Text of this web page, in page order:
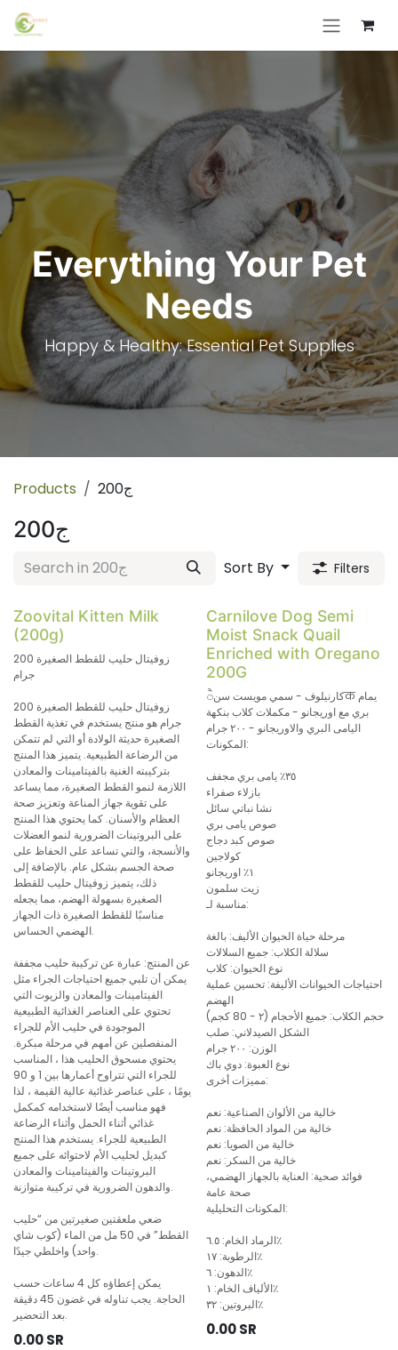
Skip to Content
Everything Your Pet
Needs
Happy & Healthy: Essential Pet Supplies
Products 200ج
200ج
Sort By Filters
Zoovital Kitten Milk
(200g)
زوفيتال حليب للقطط الصغيرة 200
جرام
زوفيتال حليب للقطط الصغيرة 200
جرام هو منتج يستخدم في تغذية القطط
الصغيرة حديثة الولادة أو التي لم تتمكن
من الرضاعة الطبيعية. يتميز هذا المنتج
بتركيبته الغنية بالفيتامينات والمعادن
اللازمة لنمو القطط الصغيرة، مما يساعد
على تقوية جهاز المناعة وتعزيز صحة
العظام والأسنان. كما يحتوي هذا المنتج
على البروتينات الضرورية لنمو العضلات
والأنسجة، والتي تساعد على الحفاظ على
صحة الجسم بشكل عام. بالإضافة إلى
ذلك، يتميز زوفيتال حليب للقطط
الصغيرة بسهولة الهضم، مما يجعله
مناسبًا للقطط الصغيرة ذات الجهاز
الهضمي الحساس.
عن المنتج: عبارة عن تركيبة حليب مجففة
يمكن أن تلبي جميع احتياجات الجراء مثل
الفيتامينات والمعادن والزيوت التي
تحتوي على العناصر الغذائية الطبيعية
الموجودة في حليب الأم للجراء
المنفصلين عن أمهم في مرحلة مبكرة.
يحتوي مسحوق الحليب هذا ، المناسب
للجراء التي تتراوح أعمارها بين 1 و 90
يومًا ، على عناصر غذائية عالية القيمة ، لذا
فهو مناسب أيضًا لاستخدامه كمكمل
غذائي أثناء الحمل وأثناء الرضاعة
الطبيعية للجراء. يستخدم هذا المنتج
كبديل لحليب الأم لاحتوائه على جميع
البروتينات والفيتامينات والمعادن
والدهون الضرورية في تركيبة متوازنة.
ضعي ملعقتين صغيرتين من “حليب
القطط” في 50 مل من الماء (كوب شاي
واحد) واخلطي جيدًا.
يمكن إعطاؤه كل 4 ساعات حسب
الحاجة. يجب تناوله في غضون 45 دقيقة
بعد التحضير.
0.00SR
Carnilove Dog Semi
Moist Snack Quail
Enriched with Oregano
200G
كارنيلوف - سمي مويست سنैक يمام
بري مع اوريجانو - مكملات كلاب بنكهة
اليامى البري والاوريجانو - ٢٠٠ جرام
المكونات:
٣٥٪ يامى بري مجفف
بازلاء صفراء
نشا نباتي سائل
صوص يامى بري
صوص كبد دجاج
كولاجين
١٪ اوريجانو
زيت سلمون
مناسبة لـ:
مرحلة حياة الحيوان الأليف: بالغة
سلالة الكلاب: جميع السلالات
نوع الحيوان: كلاب
احتياجات الحيوانات الأليفة: تحسين عملية
الهضم
حجم الكلاب: جميع الأحجام (٢ - 80 كجم)
الشكل الصيدلاني: صلب
الوزن: ٢٠٠ جرام
نوع العبوة: دوي باك
مميزات أخرى:
خالية من الألوان الصناعية: نعم
خالية من المواد الحافظة: نعم
خالية من الصويا: نعم
خالية من السكر: نعم
فوائد صحية: العناية بالجهاز الهضمي،
صحة عامة
المكونات التحليلية:
الرماد الخام: ٦.٥٪
الرطوبة: ١٧٪
الدهون: ٦٪
الألياف الخام: ١٪
البروتين: ٣٢٪
0.00SR